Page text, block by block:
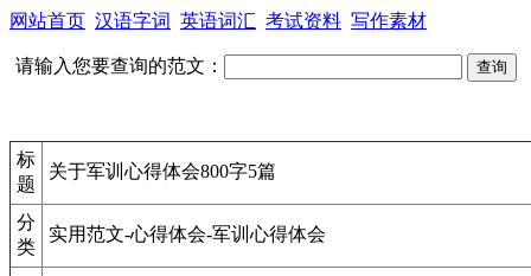
网站首页 汉语字词 英语词汇 考试资料 写作素材
请输入您要查询的范文：
标
题
关于军训心得体会800字5篇
分
类
实用范文-心得体会-军训心得体会